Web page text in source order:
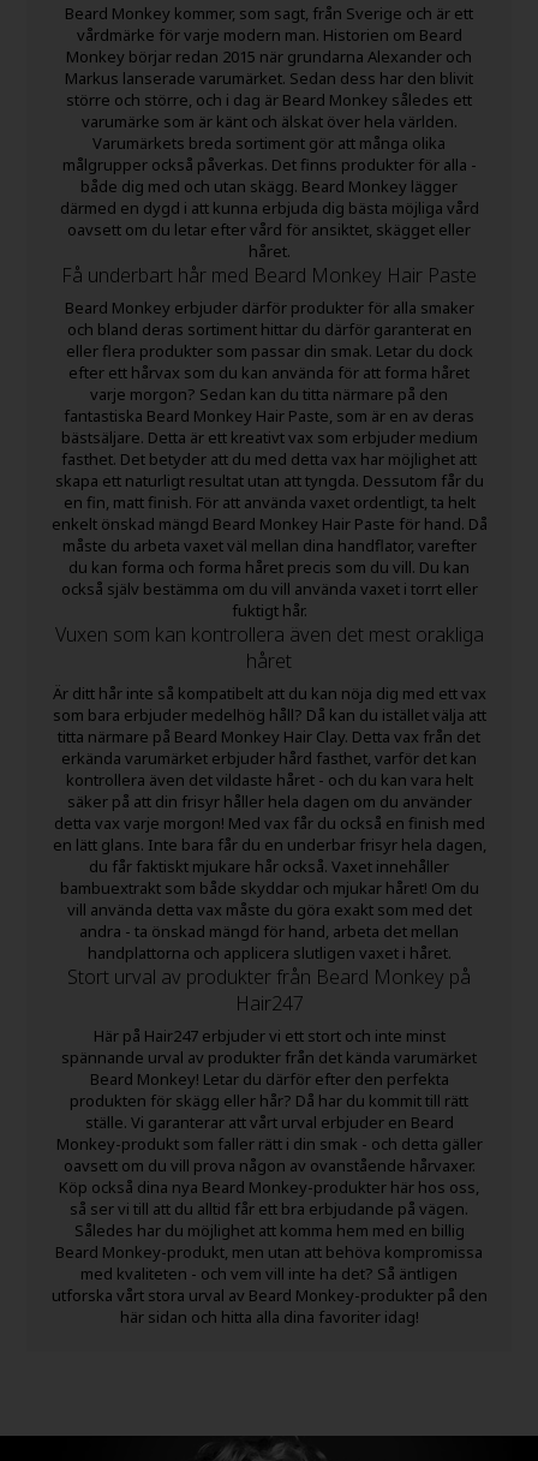
Beard Monkey kommer, som sagt, från Sverige och är ett
vårdmärke för varje modern man. Historien om Beard
Monkey börjar redan 2015 när grundarna Alexander och
Markus lanserade varumärket. Sedan dess har den blivit
större och större, och i dag är Beard Monkey således ett
varumärke som är känt och älskat över hela världen.
Varumärkets breda sortiment gör att många olika
målgrupper också påverkas. Det finns produkter för alla -
både dig med och utan skägg. Beard Monkey lägger
därmed en dygd i att kunna erbjuda dig bästa möjliga vård
oavsett om du letar efter vård för ansiktet, skägget eller
håret.
Få underbart hår med Beard Monkey Hair Paste
Beard Monkey erbjuder därför produkter för alla smaker
och bland deras sortiment hittar du därför garanterat en
eller flera produkter som passar din smak. Letar du dock
efter ett hårvax som du kan använda för att forma håret
varje morgon? Sedan kan du titta närmare på den
fantastiska Beard Monkey Hair Paste, som är en av deras
bästsäljare. Detta är ett kreativt vax som erbjuder medium
fasthet. Det betyder att du med detta vax har möjlighet att
skapa ett naturligt resultat utan att tyngda. Dessutom får du
en fin, matt finish. För att använda vaxet ordentligt, ta helt
enkelt önskad mängd Beard Monkey Hair Paste för hand. Då
måste du arbeta vaxet väl mellan dina handflator, varefter
du kan forma och forma håret precis som du vill. Du kan
också själv bestämma om du vill använda vaxet i torrt eller
fuktigt hår.
Vuxen som kan kontrollera även det mest orakliga
håret
Är ditt hår inte så kompatibelt att du kan nöja dig med ett vax
som bara erbjuder medelhög håll? Då kan du istället välja att
titta närmare på Beard Monkey Hair Clay. Detta vax från det
erkända varumärket erbjuder hård fasthet, varför det kan
kontrollera även det vildaste håret - och du kan vara helt
säker på att din frisyr håller hela dagen om du använder
detta vax varje morgon! Med vax får du också en finish med
en lätt glans. Inte bara får du en underbar frisyr hela dagen,
du får faktiskt mjukare hår också. Vaxet innehåller
bambuextrakt som både skyddar och mjukar håret! Om du
vill använda detta vax måste du göra exakt som med det
andra - ta önskad mängd för hand, arbeta det mellan
handplattorna och applicera slutligen vaxet i håret.
Stort urval av produkter från Beard Monkey på
Hair247
Här på Hair247 erbjuder vi ett stort och inte minst
spännande urval av produkter från det kända varumärket
Beard Monkey! Letar du därför efter den perfekta
produkten för skägg eller hår? Då har du kommit till rätt
ställe. Vi garanterar att vårt urval erbjuder en Beard
Monkey-produkt som faller rätt i din smak - och detta gäller
oavsett om du vill prova någon av ovanstående hårvaxer.
Köp också dina nya Beard Monkey-produkter här hos oss,
så ser vi till att du alltid får ett bra erbjudande på vägen.
Således har du möjlighet att komma hem med en billig
Beard Monkey-produkt, men utan att behöva kompromissa
med kvaliteten - och vem vill inte ha det? Så äntligen
utforska vårt stora urval av Beard Monkey-produkter på den
här sidan och hitta alla dina favoriter idag!